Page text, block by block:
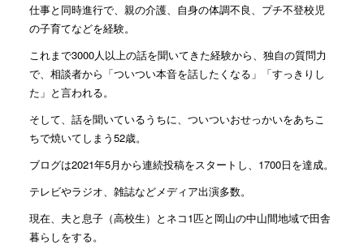
仕事と同時進行で、親の介護、自身の体調不良、プチ不登校児
の子育てなどを経験。
これまで3000人以上の話を聞いてきた経験から、独自の質問力
で、相談者から「ついつい本音を話したくなる」「すっきりし
た」と言われる。
そして、話を聞いているうちに、ついついおせっかいをあちこ
ちで焼いてしまう52歳。
ブログは2021年5月から連続投稿をスタートし、1700日を達成。
テレビやラジオ、雑誌などメディア出演多数。
現在、夫と息子（高校生）とネコ1匹と岡山の中山間地域で田舎
暮らしをする。